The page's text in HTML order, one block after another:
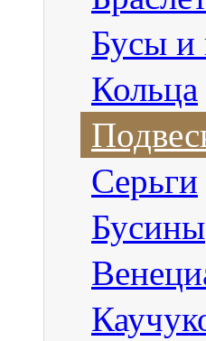
Бусы и
Кольца
Серьги
Бусины